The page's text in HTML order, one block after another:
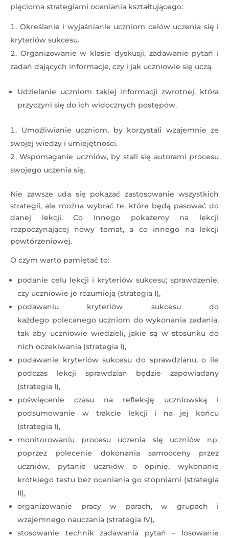
pięcioma strategiami oceniania kształtującego:
Określanie i wyjaśnianie uczniom celów uczenia się i
kryteriów sukcesu.
Organizowanie w klasie dyskusji, zadawanie pytań i
zadań dających informacje, czy i jak uczniowie się uczą.
Udzielanie uczniom takiej informacji zwrotnej, która
przyczyni się do ich widocznych postępów.
Umożliwianie uczniom, by korzystali wzajemnie ze
swojej wiedzy i umiejętności.
Wspomaganie uczniów, by stali się autorami procesu
swojego uczenia się.
Nie zawsze uda się pokazać zastosowanie wszystkich
strategii, ale można wybrać te, które będą pasować do
danej lekcji. Co innego pokażemy na lekcji
rozpoczynającej nowy temat, a co innego na lekcji
powtórzeniowej.
O czym warto pamiętać to:
podanie celu lekcji i kryteriów sukcesu; sprawdzenie,
czy uczniowie je rozumieją (strategia I),
podawaniu kryteriów sukcesu do
każdego polecanego uczniom do wykonania zadania,
tak aby uczniowie wiedzieli, jakie są w stosunku do
nich oczekiwania (strategia I),
podawanie kryteriów sukcesu do sprawdzianu, o ile
podczas lekcji sprawdzian będzie zapowiadany
(strategia I),
poświęcenie czasu na refleksję uczniowską i
podsumowanie w trakcie lekcji i na jej końcu
(strategia I),
monitorowaniu procesu uczenia się uczniów np.
poprzez polecenie dokonania samooceny przez
uczniów, pytanie uczniów o opinię, wykonanie
krótkiego testu bez oceniania go stopniami (strategia
II),
organizowanie pracy w parach, w grupach i
wzajemnego nauczania (strategia IV),
stosowanie technik zadawania pytań – losowanie